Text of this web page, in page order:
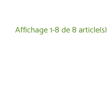
Affichage 1-8 de 8 article(s)